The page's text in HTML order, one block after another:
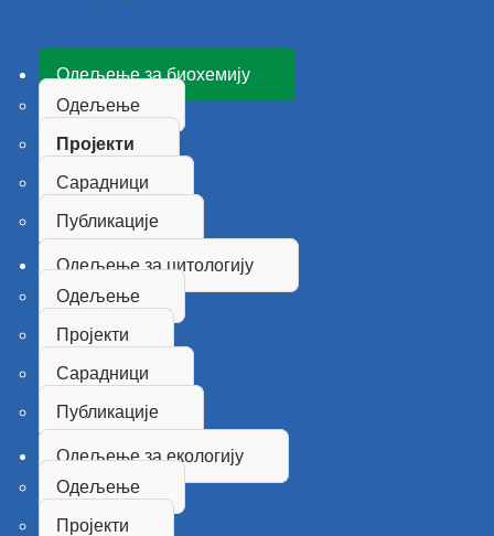
Одељење за биохемију
Одељење
Пројекти
Сарадници
Публикације
Одељење за цитологију
Одељење
Пројекти
Сарадници
Публикације
Одељење за екологију
Одељење
Пројекти